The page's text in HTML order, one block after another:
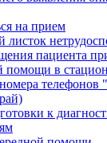
на прием
пациента
помощи в
телефонов
к